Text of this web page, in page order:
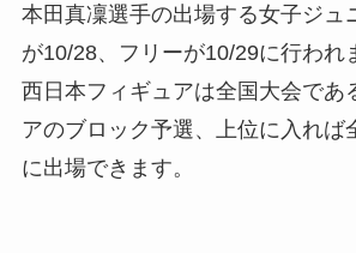
本田真凜選手の出場する女子ジュ
が10/28、フリーが10/29に行われ
西日本フィギュアは全国大会であ
アのブロック予選、上位に入れば
に出場できます。